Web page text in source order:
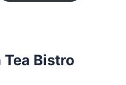
Tea Bistro